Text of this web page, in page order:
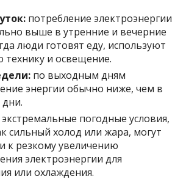
потребление электроэнергии
выше в утренние и вечерние
люди готовят еду, используют
технику и освещение.
по выходным дням
энергии обычно ниже, чем в
экстремальные погодные условия,
сильный холод или жара, могут
к резкому увеличению
электроэнергии для
или охлаждения.